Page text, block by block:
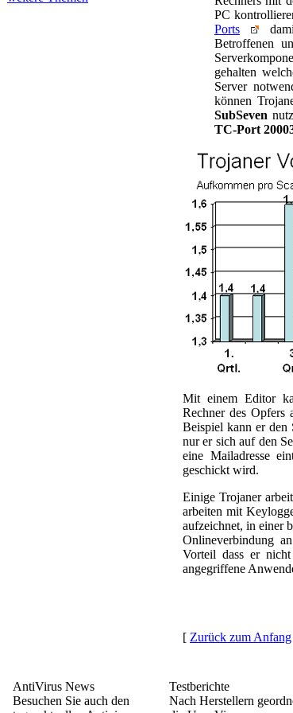
PC
Ports
Betroffenen
gehalten
Server
können
SubSeven
TC-Port
Mit einem Editor
Rechner des Opfers
Beispiel kann er den
nur er sich auf den
eine Mailadresse
geschickt wird.
Einige Trojaner
arbeiten mit
aufzeichnet, in einer
Onlineverbindung
Vorteil dass er
angegriffene
[ Zurück zum Anfang
AntiVirus News
Besuchen Sie auch den
Testberichte
Nach Herstellern